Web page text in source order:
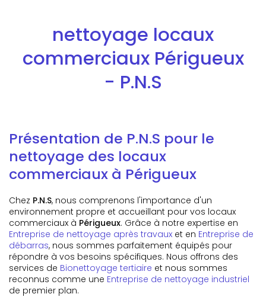
nettoyage locaux
commerciaux Périgueux
- P.N.S
Présentation de P.N.S pour le
nettoyage des locaux
commerciaux à Périgueux
Chez P.N.S, nous comprenons l'importance d'un
environnement propre et accueillant pour vos locaux
commerciaux à Périgueux. Grâce à notre expertise en
Entreprise de nettoyage après travaux et en Entreprise de
débarras, nous sommes parfaitement équipés pour
répondre à vos besoins spécifiques. Nous offrons des
services de Bionettoyage tertiaire et nous sommes
reconnus comme une Entreprise de nettoyage industriel
de premier plan.